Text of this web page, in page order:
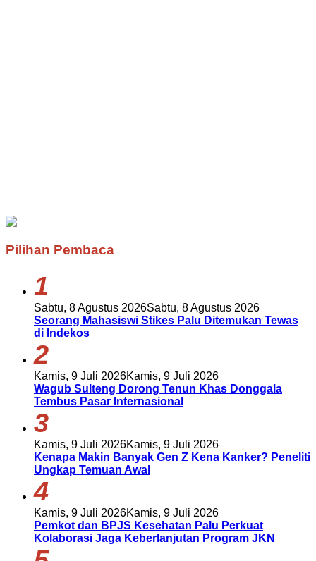
Pilihan Pembaca
1
Sabtu, 8 Agustus 2026Sabtu, 8 Agustus 2026
Seorang Mahasiswi Stikes Palu Ditemukan Tewas
di Indekos
2
Kamis, 9 Juli 2026Kamis, 9 Juli 2026
Wagub Sulteng Dorong Tenun Khas Donggala
Tembus Pasar Internasional
3
Kamis, 9 Juli 2026Kamis, 9 Juli 2026
Kenapa Makin Banyak Gen Z Kena Kanker? Peneliti
Ungkap Temuan Awal
4
Kamis, 9 Juli 2026Kamis, 9 Juli 2026
Pemkot dan BPJS Kesehatan Palu Perkuat
Kolaborasi Jaga Keberlanjutan Program JKN